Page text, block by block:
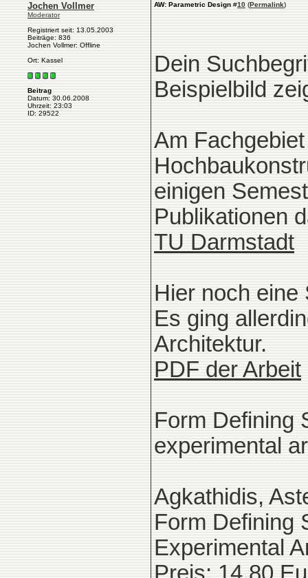
Jochen Vollmer
Moderator
Registriert seit: 13.05.2003
Beiträge: 836
Jochen Vollmer: Offline
Ort: Kassel
Beitrag
Datum: 30.06.2008
Uhrzeit: 23:03
ID: 29522
AW: Parametric Design #10 (Permalink)
Dein
Beispielbild
Am
einigen
Publikationen
TU Darmstadt
Hier noch eine
Es ging
Architektur.
PDF der Arbeit
Form Defining
experimental
Agkathidis,
Form Defining
Experimental